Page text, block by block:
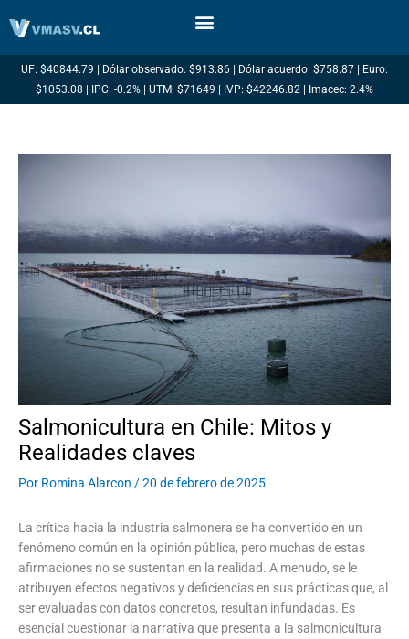
UF: $40844.79 | Dólar observado: $913.86 | Dólar acuerdo: $758.87 | Euro:
$1053.08 | IPC: -0.2% | UTM: $71649 | IVP: $42246.82 | Imacec: 2.4%
Salmonicultura en Chile: Mitos y
Realidades claves
Por Romina Alarcon /20 de febrero de 2025
La crítica hacia la industria salmonera se ha convertido en un
fenómeno común en la opinión pública, pero muchas de estas
afirmaciones no se sustentan en la realidad. A menudo, se le
atribuyen efectos negativos y deficiencias en sus prácticas que, al
ser evaluadas con datos concretos, resultan infundadas. Es
esencial cuestionar la narrativa que presenta a la salmonicultura